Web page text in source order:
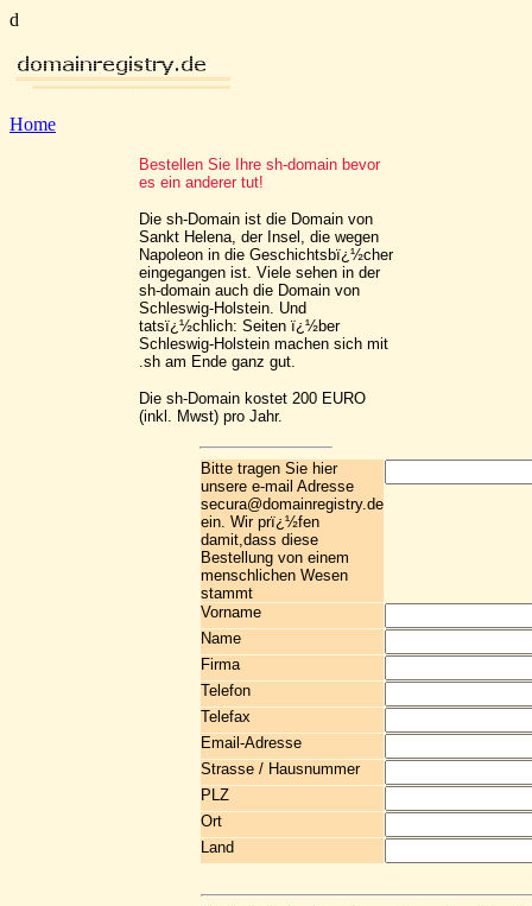
d
Home
Bestellen Sie Ihre sh-domain bevor
es ein anderer tut!
Die sh-Domain ist die Domain von
Sankt Helena, der Insel, die wegen
Napoleon in die Geschichtsbï¿½cher
eingegangen ist. Viele sehen in der
sh-domain auch die Domain von
Schleswig-Holstein. Und
tatsï¿½chlich: Seiten ï¿½ber
Schleswig-Holstein machen sich mit
.sh am Ende ganz gut.
Die sh-Domain kostet 200 EURO
(inkl. Mwst) pro Jahr.
Bitte tragen Sie hier
unsere e-mail Adresse
secura@domainregistry.de
ein. Wir prï¿½fen
damit,dass diese
Bestellung von einem
menschlichen Wesen
stammt
Vorname
Name
Firma
Telefon
Telefax
Email-Adresse
Strasse / Hausnummer
PLZ
Ort
Land